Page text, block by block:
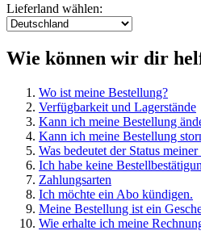
Lieferland wählen:
Wie können wir dir
Wo ist meine Bestellung?
Verfügbarkeit und Lagerstände
Kann ich meine Bestellung
Kann ich meine Bestellung
Was bedeutet der Status
Ich habe keine
Zahlungsarten
Ich möchte ein Abo kündigen.
Meine Bestellung ist ein
Wie erhalte ich meine